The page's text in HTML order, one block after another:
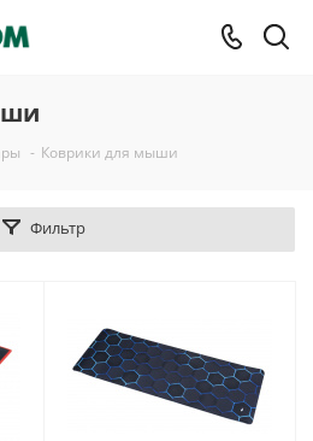
- Коврики для мыши
Фильтр